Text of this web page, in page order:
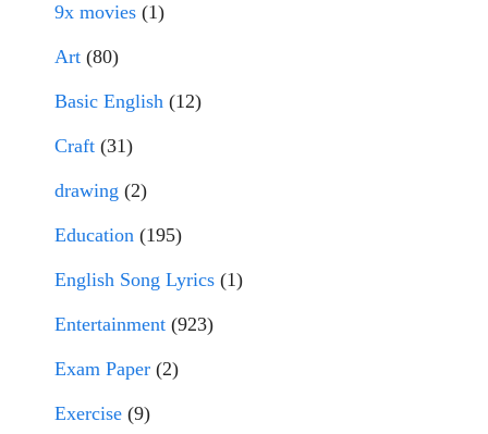
9x movies (1)
Art (80)
Basic English (12)
Craft (31)
drawing (2)
Education (195)
English Song Lyrics (1)
Entertainment (923)
Exam Paper (2)
Exercise (9)